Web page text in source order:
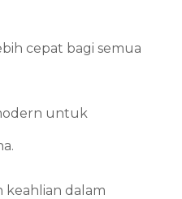
cepat bagi semua
untuk
keahlian dalam